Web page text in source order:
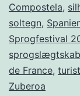
Compostela,
soltegn,
Sprogfestival
sprogslægtskab
de France,
Zuberoa